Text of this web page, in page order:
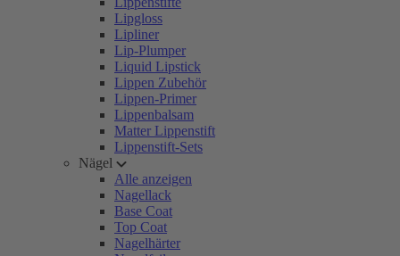
Lipgloss
Lipliner
Lip-Plumper
Liquid Lipstick
Lippen Zubehör
Lippen-Primer
Lippenbalsam
Matter Lippenstift
Lippenstift-Sets
Nägel
Alle anzeigen
Nagellack
Base Coat
Top Coat
Nagelhärter